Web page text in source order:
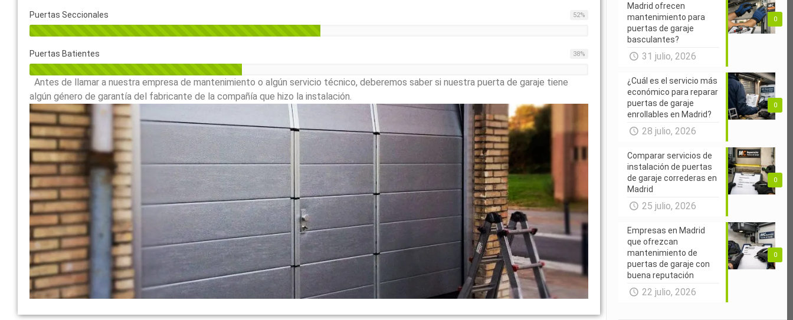
Puertas Seccionales 52%
Puertas Batientes 38%
Antes de llamar a nuestra empresa de mantenimiento o algún servicio técnico, deberemos saber si nuestra puerta de garaje tiene
algún género de garantía del fabricante de la compañía que hizo la instalación.
0
Madrid ofrecen
mantenimiento para
puertas de garaje
basculantes?
31 julio, 2026
0
¿Cuál es el servicio más
económico para reparar
puertas de garaje
enrollables en Madrid?
28 julio, 2026
0
Comparar servicios de
instalación de puertas
de garaje correderas en
Madrid
25 julio, 2026
0
Empresas en Madrid
que ofrezcan
mantenimiento de
puertas de garaje con
buena reputación
22 julio, 2026